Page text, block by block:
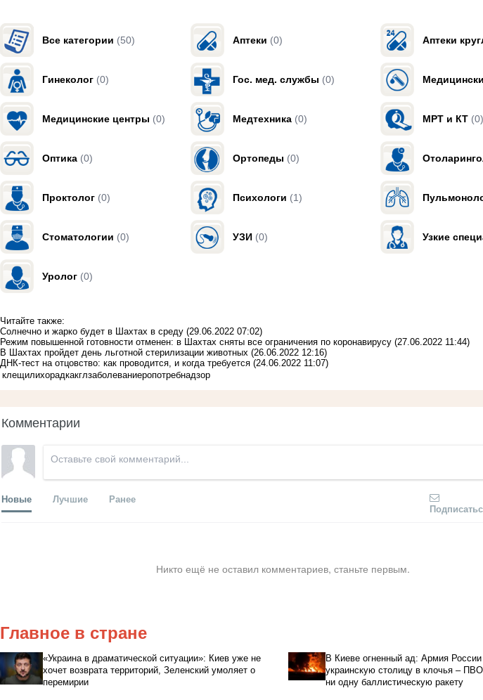
Все категории (50) Аптеки (0) Аптеки
Гинеколог (0) Гос. мед. службы (0)
Медицинские центры (0) Медтехника (0) МРТ и КТ (0)
Оптика (0) Ортопеды (0)
Проктолог (0) Психологи (1)
Стоматологии (0) УЗИ (0) Узкие
Уролог (0)
Читайте также:
Солнечно и жарко будет в Шахтах в среду (29.06.2022 07:02)
Режим повышенной готовности отменен: в Шахтах сняты все ограничения по коронавирусу (27.06.2022 11:44)
В Шахтах пройдет день льготной стерилизации животных (26.06.2022 12:16)
ДНК-тест на отцовство: как проводится, и когда требуется (24.06.2022 11:07)
клещилихорадкакглзаболеваниеропотребнадзор
Комментарии
Новые Лучшие Ранее
Никто ещё не оставил комментариев, станьте первым.
Главное в стране
«Украина в драматической ситуации»: Киев уже не
хочет возврата территорий, Зеленский умоляет о
перемирии
В Киеве огненный ад: Армия России
украинскую столицу в клочья –
ни одну баллистическую ракету